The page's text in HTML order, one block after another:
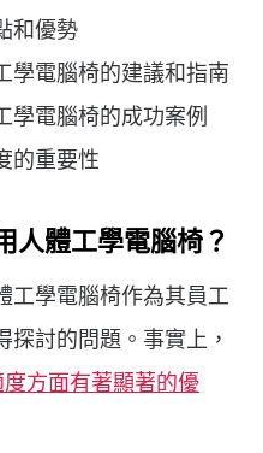
和優勢
學電腦椅的建議和指南
學電腦椅的成功案例
的重要性
人體工學電腦椅？
工學電腦椅作為其員工
討的問題。事實上，
方面有著顯著的優